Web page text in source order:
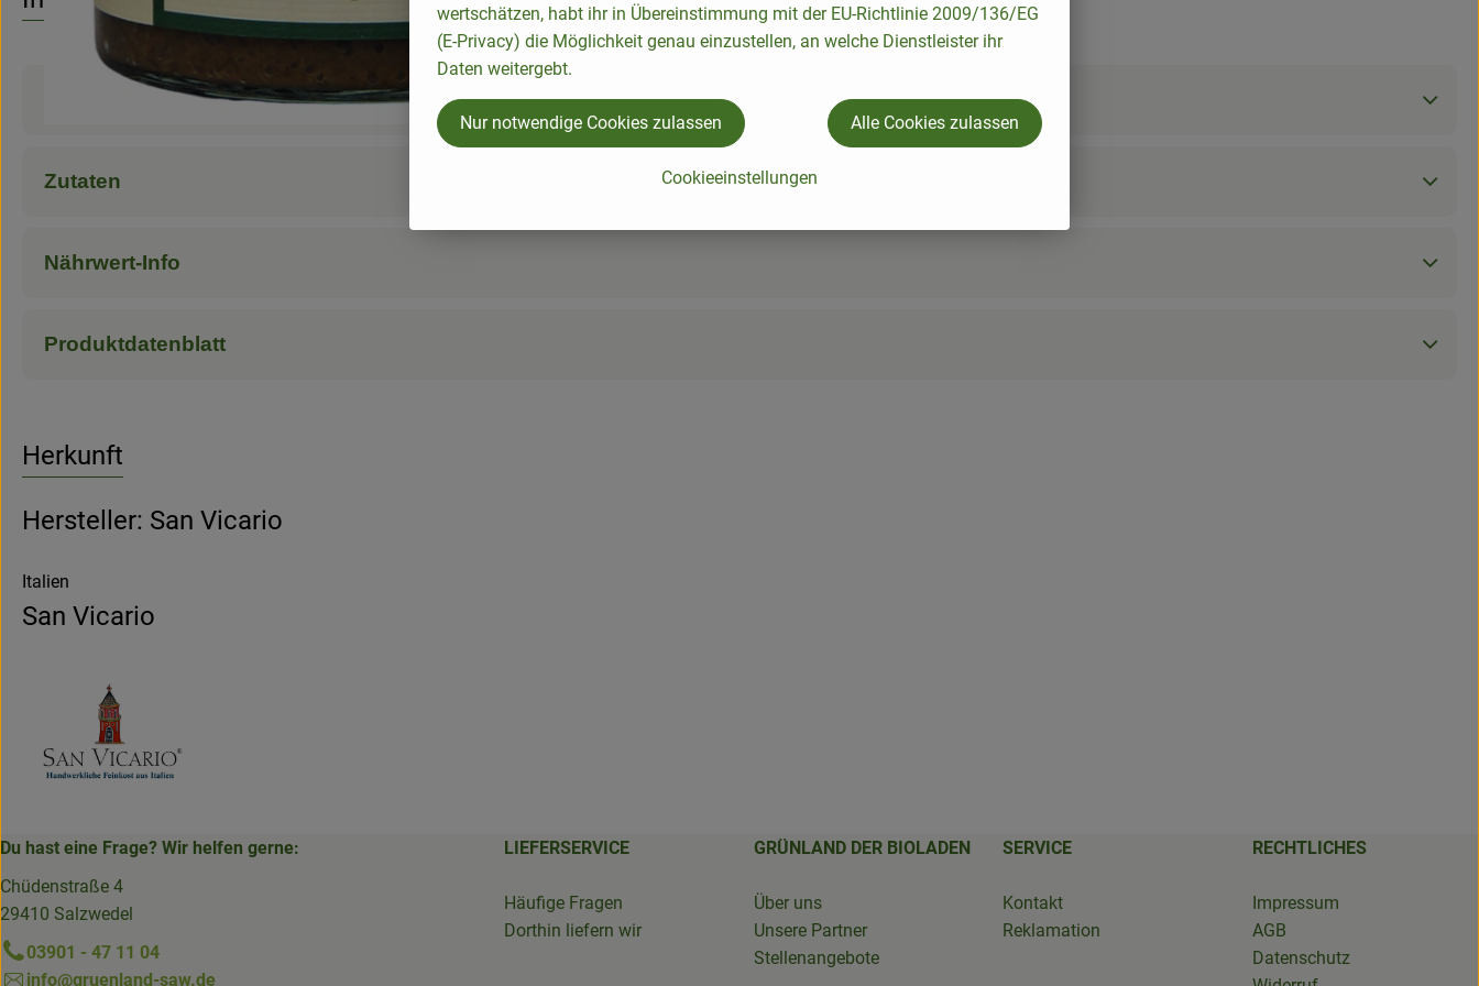
Produktinformationen
Zutaten
Nährwert-Info
Produktdatenblatt
Herkunft
Hersteller: San Vicario
Italien
San Vicario
Du hast eine Frage? Wir helfen gerne:
Chüdenstraße 4
29410 Salzwedel
03901 - 47 11 04
info@gruenland-saw.de
LIEFERSERVICE
Häufige Fragen
Dorthin liefern wir
GRÜNLAND DER BIOLADEN
Über uns
Unsere Partner
Stellenangebote
SERVICE
Kontakt
Reklamation
RECHTLICHES
Impressum
AGB
Datenschutz
wertschätzen, habt ihr in Übereinstimmung mit der EU-Richtlinie 2009/136/EG
(E-Privacy) die Möglichkeit genau einzustellen, an welche Dienstleister ihr
Daten weitergebt.
Cookieeinstellungen
Nur notwendige Cookies zulassen Alle Cookies zulassen